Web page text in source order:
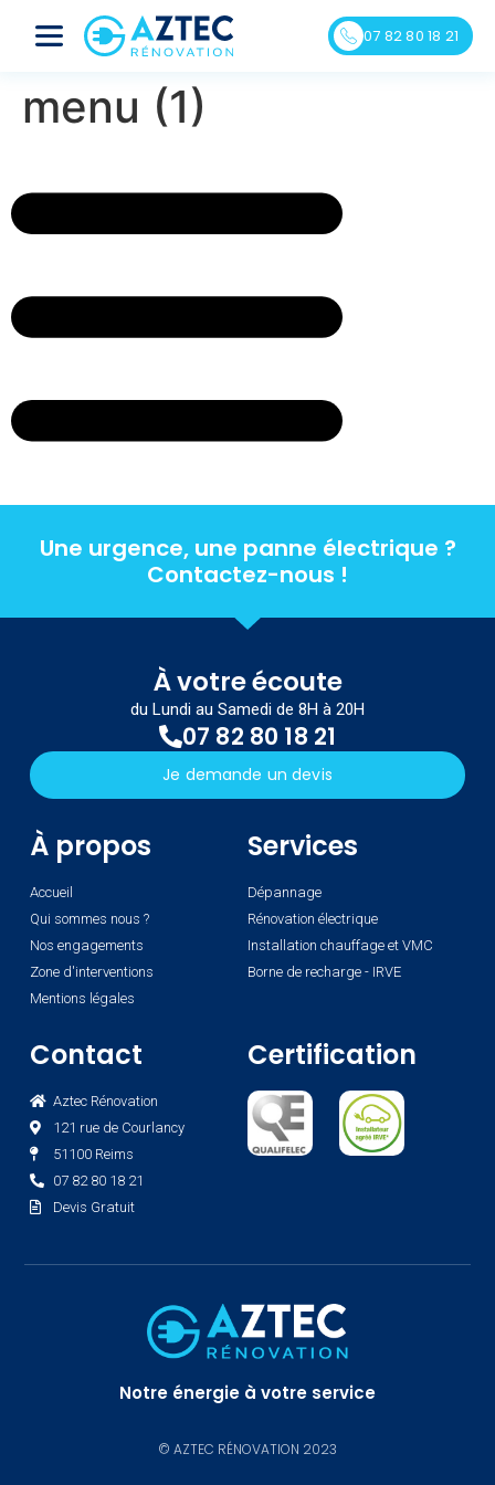
07 82 80 18 21
menu (1)
Une urgence, une panne électrique ?
Contactez-nous !
À votre écoute
du Lundi au Samedi de 8H à 20H
07 82 80 18 21
Je demande un devis
À propos
Accueil
Qui sommes nous ?
Nos engagements
Zone d'interventions
Mentions légales
Services
Dépannage
Rénovation électrique
Installation chauffage et VMC
Borne de recharge - IRVE
Contact
Aztec Rénovation
121 rue de Courlancy
51100 Reims
07 82 80 18 21
Devis Gratuit
Certification
Notre énergie à votre service
© AZTEC RÉNOVATION 2023